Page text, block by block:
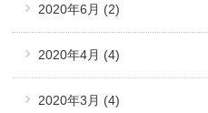
2020年6月 (2)
2020年4月 (4)
2020年3月 (4)